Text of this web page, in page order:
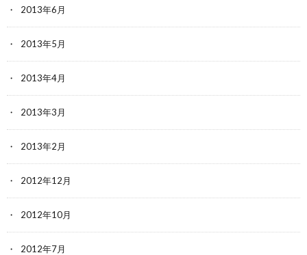
2013年6月
2013年5月
2013年4月
2013年3月
2013年2月
2012年12月
2012年10月
2012年7月